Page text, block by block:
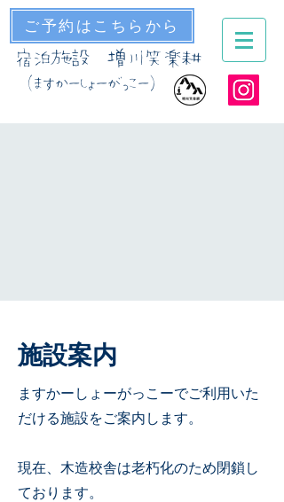
貸コテージ グリーンツーリズム
宿泊施設 増川笑楽耕
（ますかーしょーがっこー）
ご予約はこちらから
​施設案内
​ますかーしょーがっこーでご利用いた
だける施設をご案内します。
​現在、木造校舎は老朽化のため閉鎖し
ております。